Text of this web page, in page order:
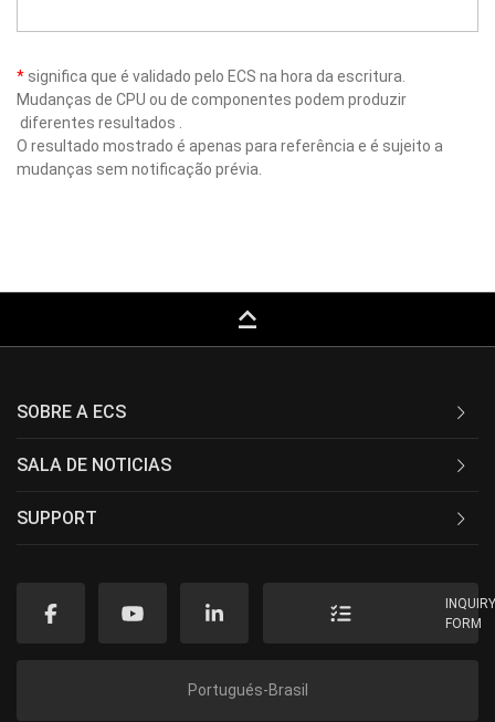
* significa que é validado pelo ECS na hora da escritura.
Mudanças de CPU ou de componentes podem produzir
diferentes resultados .
O resultado mostrado é apenas para referência e é sujeito a
mudanças sem notificação prévia.
keyboard_capslock
SOBRE A ECS
SALA DE NOTICIAS
SUPPORT
FORM
Portugués-Brasil